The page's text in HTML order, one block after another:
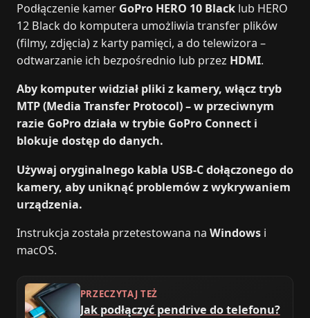
Podłączenie kamer GoPro HERO 10 Black lub HERO
12 Black do komputera umożliwia transfer plików
(filmy, zdjęcia) z karty pamięci, a do telewizora –
odtwarzanie ich bezpośrednio lub przez HDMI.
Aby komputer widział pliki z kamery, włącz tryb
MTP (Media Transfer Protocol) – w przeciwnym
razie GoPro działa w trybie GoPro Connect i
blokuje dostęp do danych.
Używaj oryginalnego kabla USB‑C dołączonego do
kamery, aby uniknąć problemów z wykrywaniem
urządzenia.
Instrukcja została przetestowana na Windows i
macOS.
PRZECZYTAJ TEŻ
Jak podłączyć pendrive do telefonu?